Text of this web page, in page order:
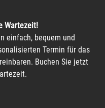
Wartezeit!
einfach, bequem und
Termin für das
Buchen Sie jetzt